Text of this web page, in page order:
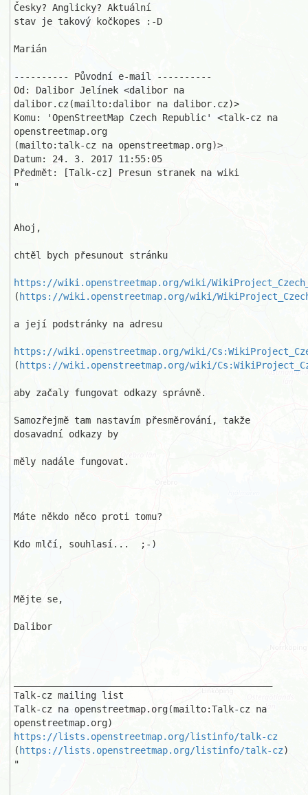
Česky? Anglicky? Aktuální
stav je takový kočkopes :-D
Marián
---------- Původní e-mail ----------
Od: Dalibor Jelínek <dalibor na
dalibor.cz(mailto:dalibor na dalibor.cz)>
Komu: 'OpenStreetMap Czech Republic' <talk-cz na
openstreetmap.org
(mailto:talk-cz na openstreetmap.org)>
Datum: 24. 3. 2017 11:55:05
Předmět: [Talk-cz] Presun stranek na wiki
"
Ahoj,
chtěl bych přesunout stránku
https://wiki.openstreetmap.org/wiki/
( https://wiki.openstreetmap.org/wiki/
a její podstránky na adresu
https://wiki.openstreetmap.org/wiki/
( https://wiki.openstreetmap.org/wiki/
aby začaly fungovat odkazy správně.
Samozřejmě tam nastavím přesměrování, takže
dosavadní odkazy by
měly nadále fungovat.
Máte někdo něco proti tomu?
Kdo mlčí, souhlasí...  ;-)
Mějte se,
Dalibor
Talk-cz mailing list
Talk-cz na openstreetmap.org(mailto:Talk-cz na
https://lists.openstreetmap.org/listinfo/talk-cz
( https://lists.openstreetmap.org/listinfo/talk-cz)
"